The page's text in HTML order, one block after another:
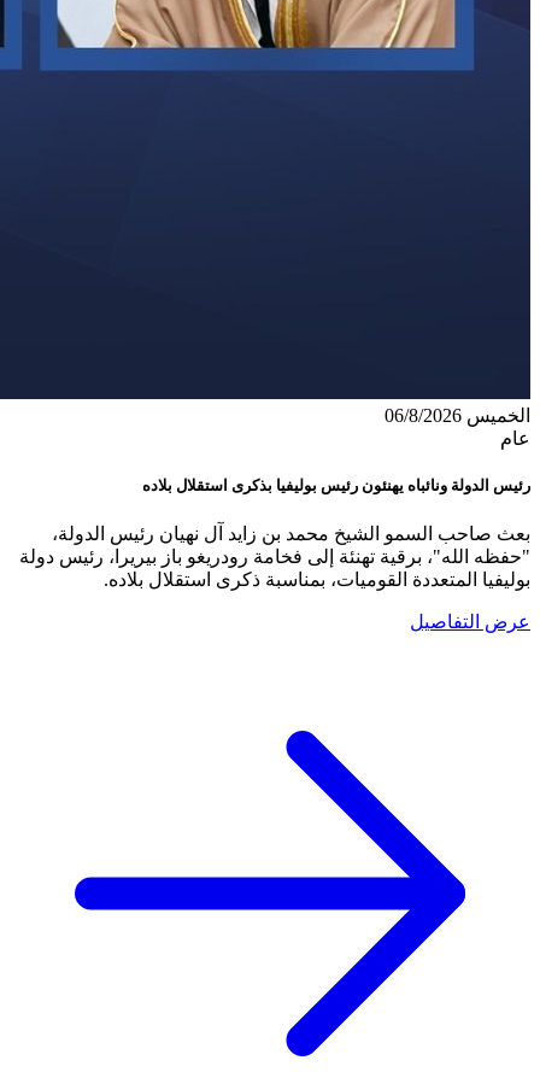
الخميس 06/8/2026
عام
رئيس الدولة ونائباه يهنئون رئيس بوليفيا بذكرى استقلال بلاده
بعث صاحب السمو الشيخ محمد بن زايد آل نهيان رئيس الدولة،
"حفظه الله"، برقية تهنئة إلى فخامة رودريغو باز بيريرا، رئيس دولة
بوليفيا المتعددة القوميات، بمناسبة ذكرى استقلال بلاده.
عرض التفاصيل